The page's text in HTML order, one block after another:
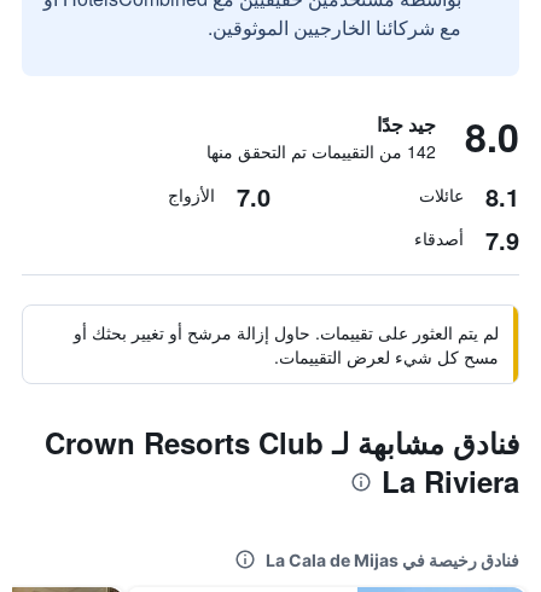
مع شركائنا الخارجيين الموثوقين.
8.0 جيد جدًا
142 من التقييمات تم التحقق منها
8.1 عائلات 7.0 الأزواج
7.9 أصدقاء
لم يتم العثور على تقييمات. حاول إزالة مرشح أو تغيير بحثك أو
مسح كل شيء لعرض التقييمات.
فنادق مشابهة لـ Crown Resorts Club
La Riviera
فنادق رخيصة في La Cala de Mijas